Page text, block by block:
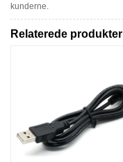
kunderne.
Relaterede produkter